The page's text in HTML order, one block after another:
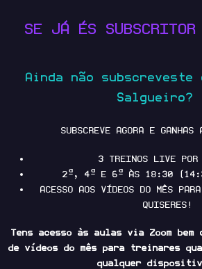
SE JÁ ÉS
Ainda não
Salgueiro?
SUBSCREVE AGORA E GANHAS
3 TREINOS LIVE POR
2ª, 4ª E 6ª ÀS 18:30
ACESSO AOS VÍDEOS DO MÊS
QUISERES!
Tens acesso às aulas via Zoom
de vídeos do mês para treinares
qualquer